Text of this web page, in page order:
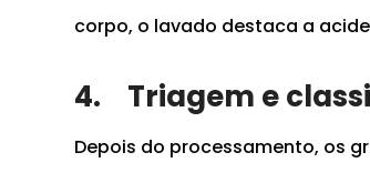
corpo, o lavado destaca a
4. Triagem e
Depois do processamento, os